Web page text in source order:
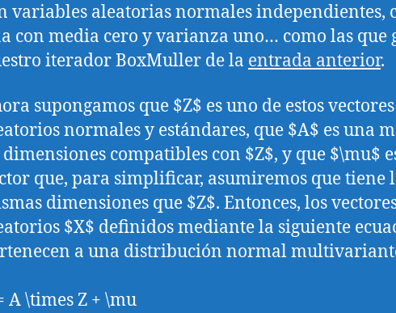
variables aleatorias normales independientes,
con media cero y varianza uno… como las que
iterador BoxMuller de la entrada anterior.
supongamos que $Z$ es uno de estos vectores
normales y estándares, que $A$ es una
dimensiones compatibles con $Z$, y que $\mu$
que, para simplificar, asumiremos que tiene
dimensiones que $Z$. Entonces, los
$X$ definidos mediante la siguiente
a una distribución normal
A \times Z + \mu